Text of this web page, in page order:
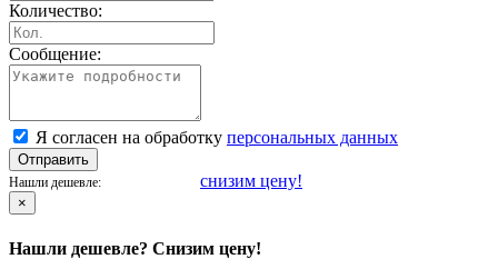
Количество:
Сообщение:
Я согласен на обработку персональных данных
Отправить
Нашли дешевле: снизим цену!
×
Нашли дешевле? Снизим цену!